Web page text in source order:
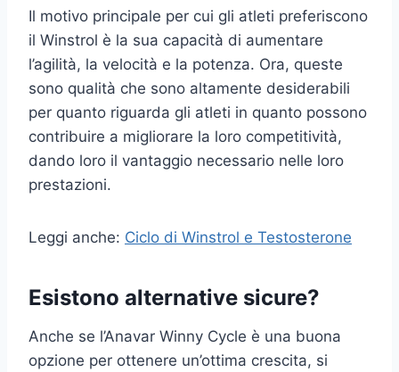
Il motivo principale per cui gli atleti preferiscono
il Winstrol è la sua capacità di aumentare
l’agilità, la velocità e la potenza. Ora, queste
sono qualità che sono altamente desiderabili
per quanto riguarda gli atleti in quanto possono
contribuire a migliorare la loro competitività,
dando loro il vantaggio necessario nelle loro
prestazioni.
Leggi anche: Ciclo di Winstrol e Testosterone
Esistono alternative sicure?
Anche se l’Anavar Winny Cycle è una buona
opzione per ottenere un’ottima crescita, si